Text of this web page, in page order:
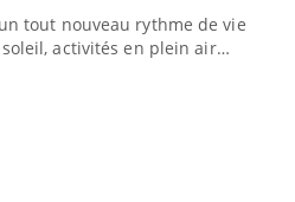
tout nouveau rythme de vie !
soleil, activités en plein air…